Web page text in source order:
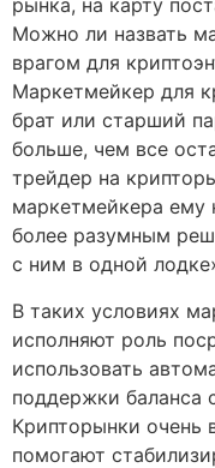
рынка, на карту
Можно ли назвать
врагом для
Маркетмейкер для
брат или старший
больше, чем все
трейдер на
маркетмейкера ему
более разумным
с ним в одной
В таких условиях
исполняют роль
использовать
поддержки баланса
Крипторынки очень
помогают